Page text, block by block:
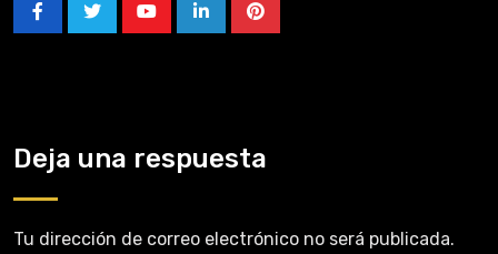
Deja una respuesta
Tu dirección de correo electrónico no será publicada.